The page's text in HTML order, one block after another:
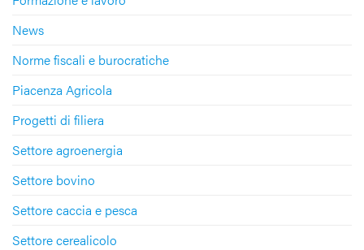
News
Norme fiscali e burocratiche
Piacenza Agricola
Progetti di filiera
Settore agroenergia
Settore bovino
Settore caccia e pesca
Settore cerealicolo